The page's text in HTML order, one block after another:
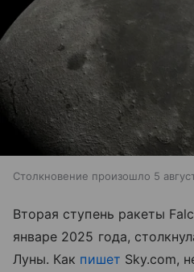
Столкновение произошло 5
Вторая ступень ракеты
январе 2025 года,
Луны. Как пишет Sky.com,